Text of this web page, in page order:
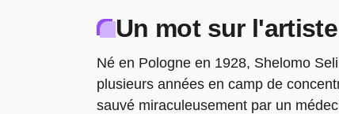
Un mot sur l'artiste
Né en Pologne en 1928, Shelomo
plusieurs années en camp de
sauvé miraculeusement par un